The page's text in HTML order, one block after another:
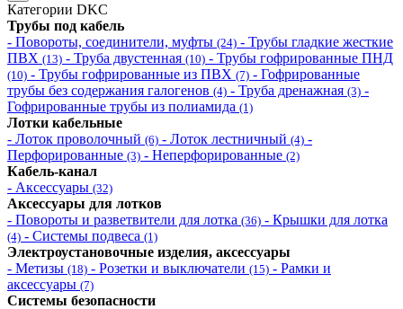
Категории DKC
Трубы под кабель
- Повороты, соединители, муфты (24) - Трубы гладкие жесткие
ПВХ (13) - Труба двустенная (10) - Трубы гофрированные ПНД
(10) - Трубы гофрированные из ПВХ (7) - Гофрированные
трубы без содержания галогенов (4) - Труба дренажная (3) -
Гофрированные трубы из полиамида (1)
Лотки кабельные
- Лоток проволочный (6) - Лоток лестничный (4) -
Перфорированные (3) - Неперфорированные (2)
Кабель-канал
- Аксессуары (32)
Аксессуары для лотков
- Повороты и разветвители для лотка (36) - Крышки для лотка
(4) - Системы подвеса (1)
Электроустановочные изделия, аксессуары
- Метизы (18) - Розетки и выключатели (15) - Рамки и
аксессуары (7)
Системы безопасности